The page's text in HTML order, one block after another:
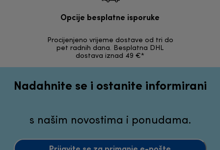
Opcije besplatne isporuke
Procijenjeno vrijeme dostave od tri do
pet radnih dana. Besplatna DHL
dostava iznad 49 €*
Nadahnite se i ostanite informirani
s našim novostima i ponudama.